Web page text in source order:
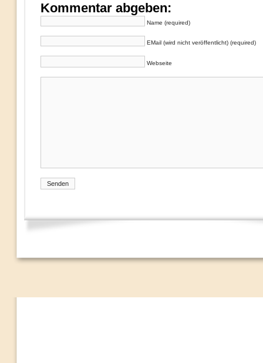
Kommentar abgeben:
Name (required)
EMail (wird nicht veröffentlicht) (required)
Webseite